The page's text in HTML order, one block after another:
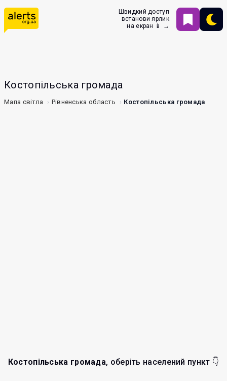
Швидкий доступ
встанови ярлик
на екран 📱 →
Костопільська громада
Мапа світла Рівненська область Костопільська громада
Костопільська громада, оберіть населений пункт 👇